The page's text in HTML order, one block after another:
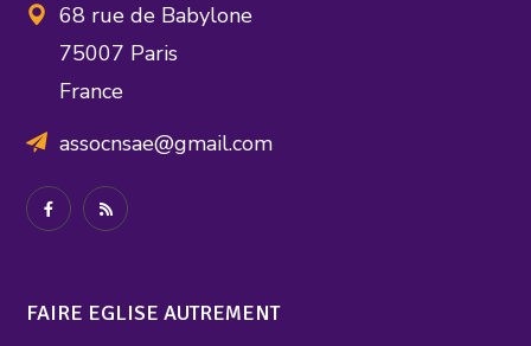
68 rue de Babylone
75007 Paris
France
assocnsae@gmail.com
FAIRE EGLISE AUTREMENT